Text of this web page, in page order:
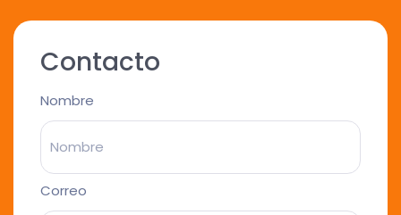
Contacto
Nombre
Correo